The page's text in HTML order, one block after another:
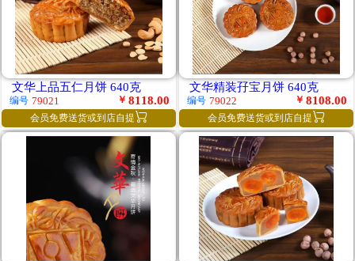
文华上品五仁月饼 640克
编号 79021 ￥ 8118.00
会员免费送货或到店自提 
文华精装孖宝月饼 640克
编号 79022 ￥ 8108.00
会员免费送货或到店自提 